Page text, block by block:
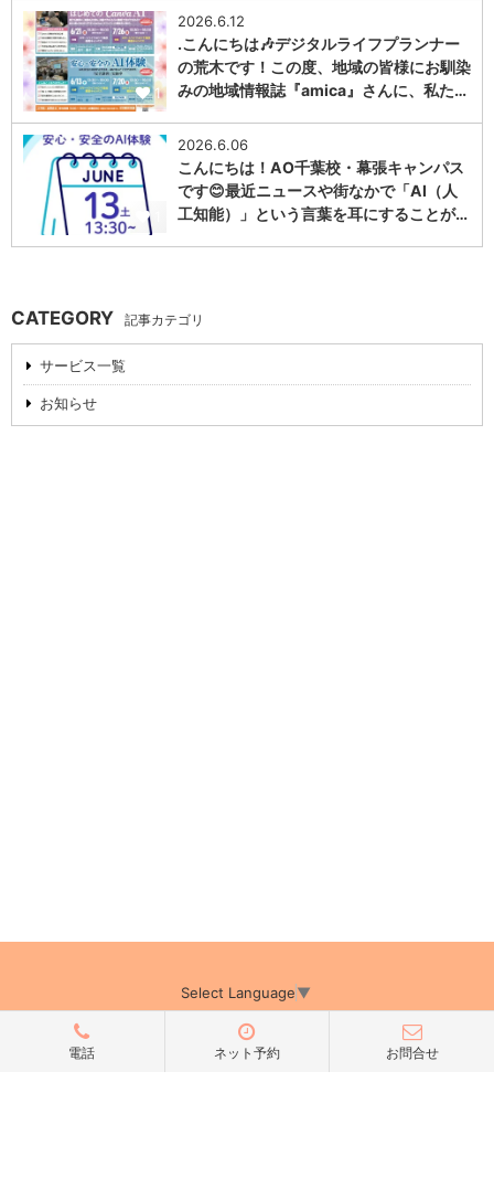
1
2026.6.12
.こんにちは🎶デジタルライフプランナー
の荒木です！この度、地域の皆様にお馴染
みの地域情報誌『amica』さんに、私た…
1
2026.6.06
こんにちは！AO千葉校・幕張キャンパス
です😊最近ニュースや街なかで「AI（人
工知能）」という言葉を耳にすることが…
CATEGORY 記事カテゴリ
サービス一覧
お知らせ
Select Language▼
電話 ネット予約 お問合せ